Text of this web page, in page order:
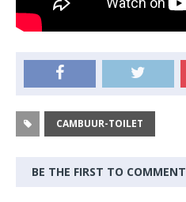
CAMBUUR-TOILET
BE THE FIRST TO COMMENT